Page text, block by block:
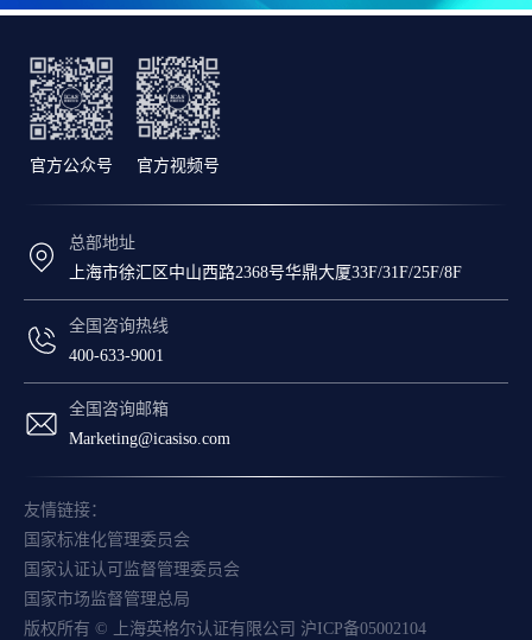
官方公众号 官方视频号
总部地址
上海市徐汇区中山西路2368号华鼎大厦33F/31F/25F/8F
全国咨询热线
400-633-9001
全国咨询邮箱
Marketing@icasiso.com
友情链接：
国家标准化管理委员会
国家认证认可监督管理委员会
国家市场监督管理总局
版权所有 © 上海英格尔认证有限公司 沪ICP备05002104